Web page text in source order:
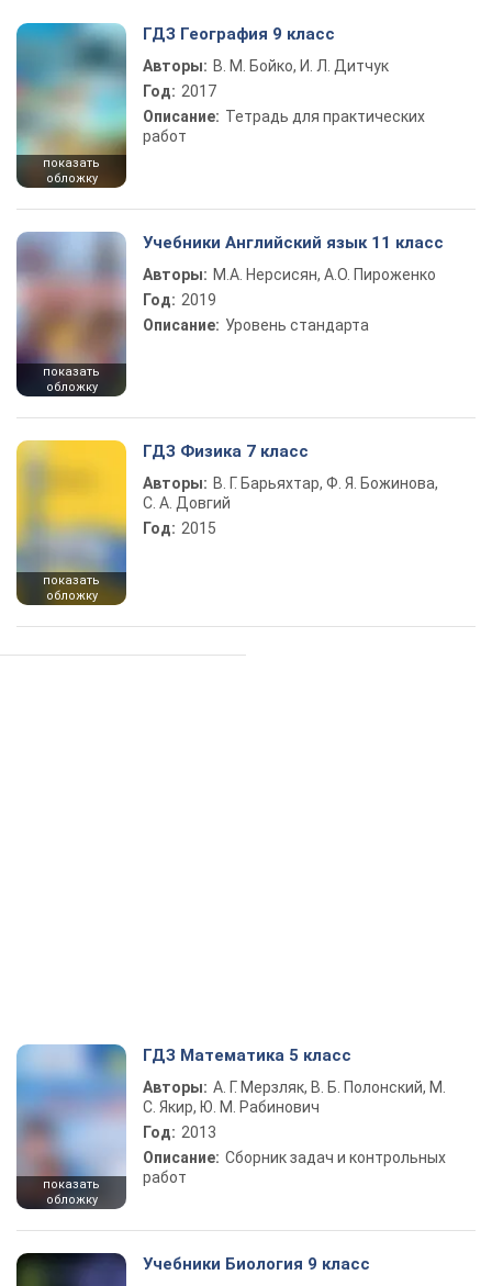
показать
обложку
ГДЗ География 9 класс
Авторы: В. М. Бойко, И. Л. Дитчук
Год: 2017
Описание: Тетрадь для практических
работ
показать
обложку
Учебники Английский язык 11 класс
Авторы: М.А. Нерсисян, А.О. Пироженко
Год: 2019
Описание: Уровень стандарта
показать
обложку
ГДЗ Физика 7 класс
Авторы: В. Г. Барьяхтар, Ф. Я. Божинова,
С. А. Довгий
Год: 2015
показать
обложку
ГДЗ Математика 5 класс
Авторы: А. Г. Мерзляк, В. Б. Полонский, М.
С. Якир, Ю. М. Рабинович
Год: 2013
Описание: Сборник задач и контрольных
работ
Учебники Биология 9 класс